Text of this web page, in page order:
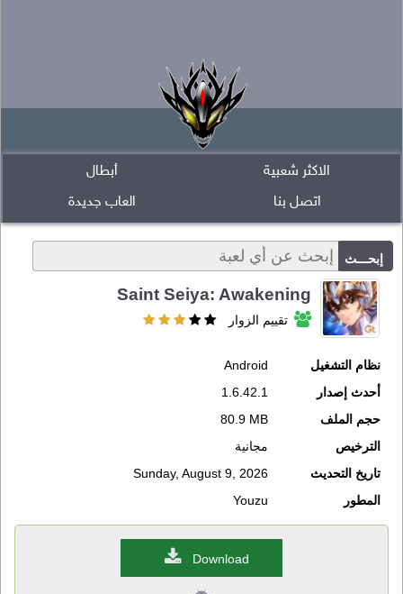
أبطال
الاكثر شعبية
العاب جديدة
اتصل بنا
Saint Seiya: Awakening
تقييم الزوار
نظام التشغيل
Android
أحدث إصدار
1.6.42.1
حجم الملف
80.9 MB
الترخيص
مجانية
تاريخ التحديث
Sunday, August 9, 2026
المطور
Youzu
Download